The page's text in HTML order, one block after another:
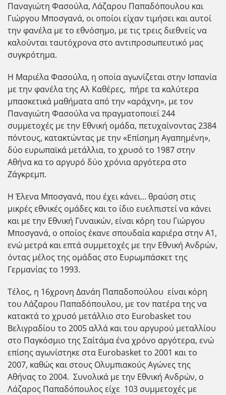
Παναγιώτη Φασούλα, Λάζαρου Παπαδόπουλου και
Γιώργου Μποσγανά, οι οποίοι είχαν τιμήσει και αυτοί
την φανέλα με το εθνόσημο, με τις τρεις διεθνείς να
καλούνται ταυτόχρονα στο αντιπροσωπευτικό μας
συγκρότημα.
Η Μαριέλα Φασούλα, η οποία αγωνίζεται στην Ισπανία
με την φανέλα της Αλ Καθέρες, πήρε τα καλύτερα
μπασκετικά μαθήματα από την «αράχνη», με τον
Παναγιώτη Φασούλα να πραγματοποιεί 244
συμμετοχές με την Εθνική ομάδα, πετυχαίνοντας 2384
πόντους, κατακτώντας με την «Επίσημη Αγαπημένη»,
δύο ευρωπαϊκά μετάλλια, το χρυσό το 1987 στην
Αθήνα κα το αργυρό δύο χρόνια αργότερα στο
Ζάγκρεμπ.
Η Έλενα Μποσγανά, που έχει κάνει… θραύση στις
μικρές εθνικές ομάδες και το ίδιο ευελπιστεί να κάνει
και με την Εθνική Γυναικών, είναι κόρη του Γιώργου
Μποσγανά, ο οποίος έκανε σπουδαία καριέρα στην Α1,
ενώ μετρά και επτά συμμετοχές με την Εθνική Ανδρών,
όντας μέλος της ομάδας στο Ευρωμπάσκετ της
Γερμανίας το 1993.
Τέλος, η 16χρονη Δανάη Παπαδοπούλου είναι κόρη
του Λάζαρου Παπαδόπουλου, με τον πατέρα της να
κατακτά το χρυσό μετάλλιο στο Eurobasket του
Βελιγραδίου το 2005 αλλά και του αργυρού μεταλλίου
στο Παγκόσμιο της Σαίτάμα ένα χρόνο αργότερα, ενώ
επίσης αγωνίστηκε στα Eurobasket το 2001 και το
2007, καθώς και στους Ολυμπιακούς Αγώνες της
Αθήνας το 2004. Συνολικά με την Εθνική Ανδρών, ο
Λάζαρος Παπαδόπουλος είχε 103 συμμετοχές με